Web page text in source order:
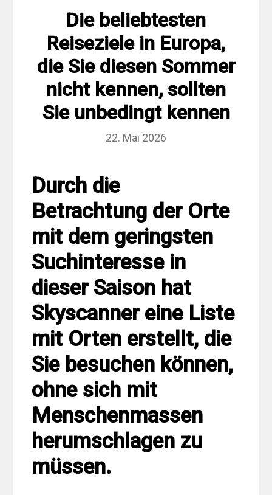
Die beliebtesten
Reiseziele in Europa,
die Sie diesen Sommer
nicht kennen, sollten
Sie unbedingt kennen
22. Mai 2026
Durch die
Betrachtung der Orte
mit dem geringsten
Suchinteresse in
dieser Saison hat
Skyscanner eine Liste
mit Orten erstellt, die
Sie besuchen können,
ohne sich mit
Menschenmassen
herumschlagen zu
müssen.